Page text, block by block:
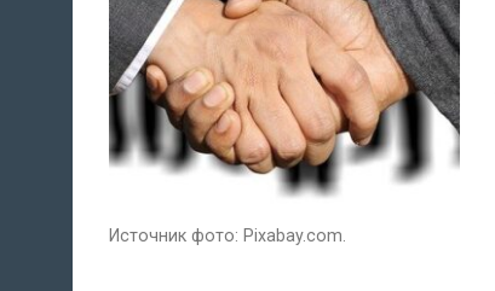
Источник фото: Pixabay.com.